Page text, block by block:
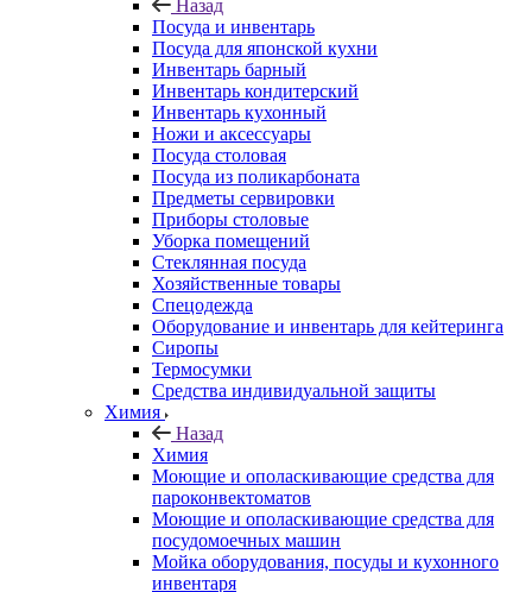
Назад
Посуда и инвентарь
Посуда для японской кухни
Инвентарь барный
Инвентарь кондитерский
Инвентарь кухонный
Ножи и аксессуары
Посуда столовая
Посуда из поликарбоната
Предметы сервировки
Приборы столовые
Уборка помещений
Стеклянная посуда
Хозяйственные товары
Спецодежда
Оборудование и инвентарь для кейтеринга
Сиропы
Термосумки
Средства индивидуальной защиты
Химия
Назад
Химия
Моющие и ополаскивающие средства для
пароконвектоматов
Моющие и ополаскивающие средства для
посудомоечных машин
Мойка оборудования, посуды и кухонного
инвентаря